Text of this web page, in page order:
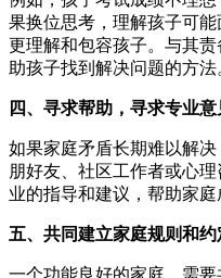
果换位思考，理解孩子可
更理解和包容孩子。与其
助孩子找到解决问题的方法
四、寻求帮助，寻求专业意
如果家庭矛盾长期难以解
朋好友、社区工作者或心
业的指导和建议，帮助家庭
五、共同建立家庭规则和约
一个功能良好的家庭，需